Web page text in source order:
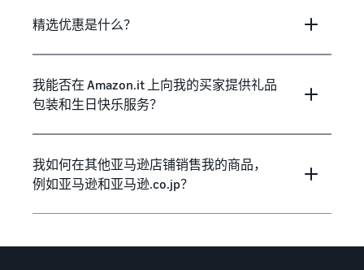
精选优惠是什么？
我能否在 Amazon.it 上向我的买家提供礼品
包装和生日快乐服务？
我如何在其他亚马逊店铺销售我的商品，
例如亚马逊和亚马逊.co.jp？